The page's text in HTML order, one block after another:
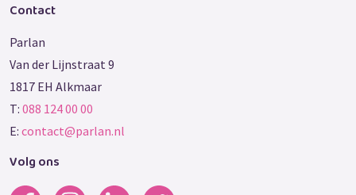
Contact
Parlan
Van der Lijnstraat 9
1817 EH Alkmaar
T: 088 124 00 00
E: contact@parlan.nl
Volg ons